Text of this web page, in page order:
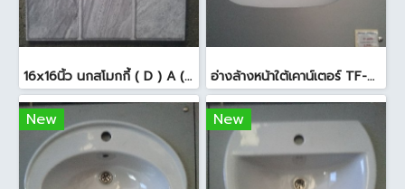
16x16นิ้ว นกสโมกกี้ ( D ) A (Pack6) อ่างล้างหน้าใต้เคาน์เตอร์ TF-0458 สีขาว
New New